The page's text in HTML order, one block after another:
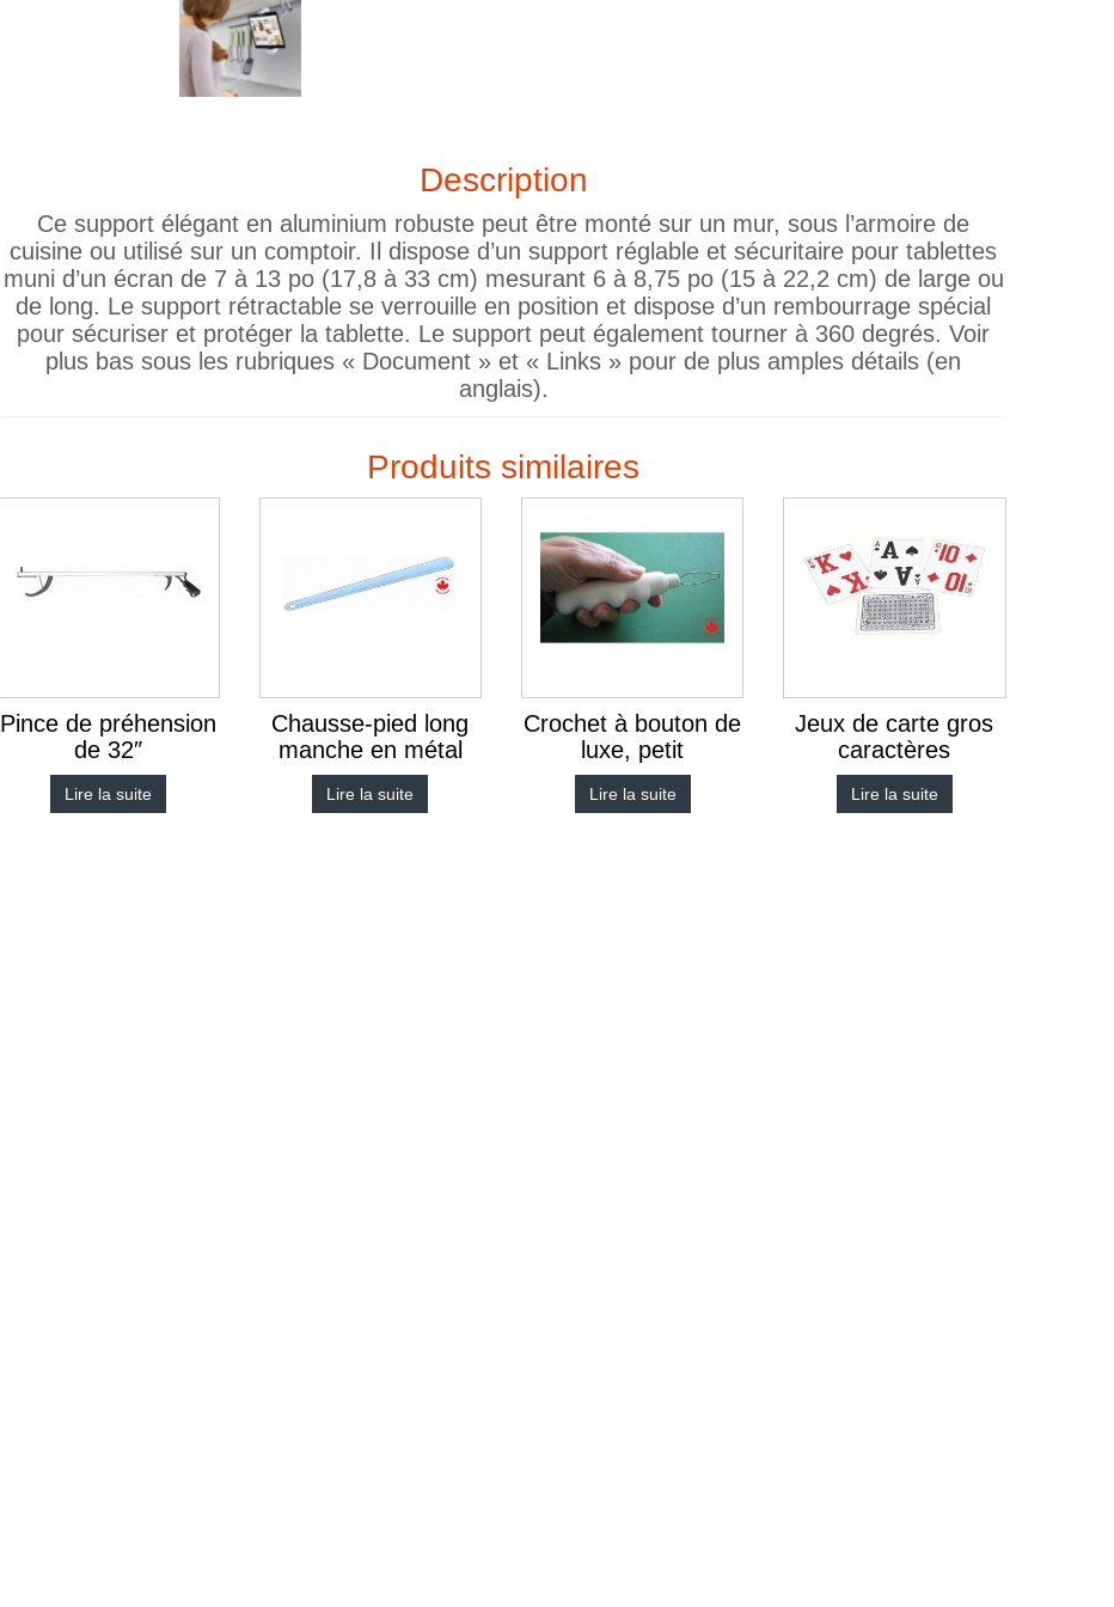
Description
Ce support élégant en aluminium robuste peut être monté sur un mur, sous l’armoire de
cuisine ou utilisé sur un comptoir. Il dispose d’un support réglable et sécuritaire pour tablettes
muni d’un écran de 7 à 13 po (17,8 à 33 cm) mesurant 6 à 8,75 po (15 à 22,2 cm) de large ou
de long. Le support rétractable se verrouille en position et dispose d’un rembourrage spécial
pour sécuriser et protéger la tablette. Le support peut également tourner à 360 degrés. Voir
plus bas sous les rubriques « Document » et « Links » pour de plus amples détails (en
anglais).
Produits similaires
Pince de préhension
de 32″
Lire la suite
Chausse-pied long
manche en métal
Lire la suite
Crochet à bouton de
luxe, petit
Lire la suite
Jeux de carte gros
caractères
Lire la suite